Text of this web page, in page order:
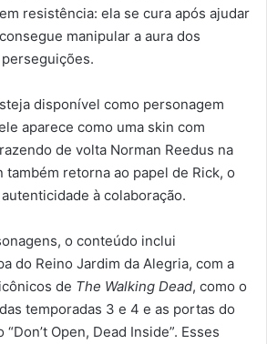
resistência: ela se cura após ajudar
manipular a aura dos
disponível como personagem
aparece como uma skin com
de volta Norman Reedus na
retorna ao papel de Rick, o
à colaboração.
o conteúdo inclui
do Reino Jardim da Alegria, com a
de The Walking Dead, como o
temporadas 3 e 4 e as portas do
Open, Dead Inside”. Esses